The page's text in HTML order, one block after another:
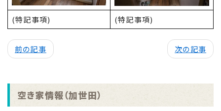
(特記事項) (特記事項)
前の記事 次の記事
空き家情報（加世田）